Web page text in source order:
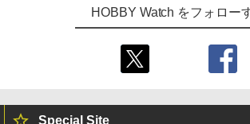
HOBBY Watch をフォロー
Special Site